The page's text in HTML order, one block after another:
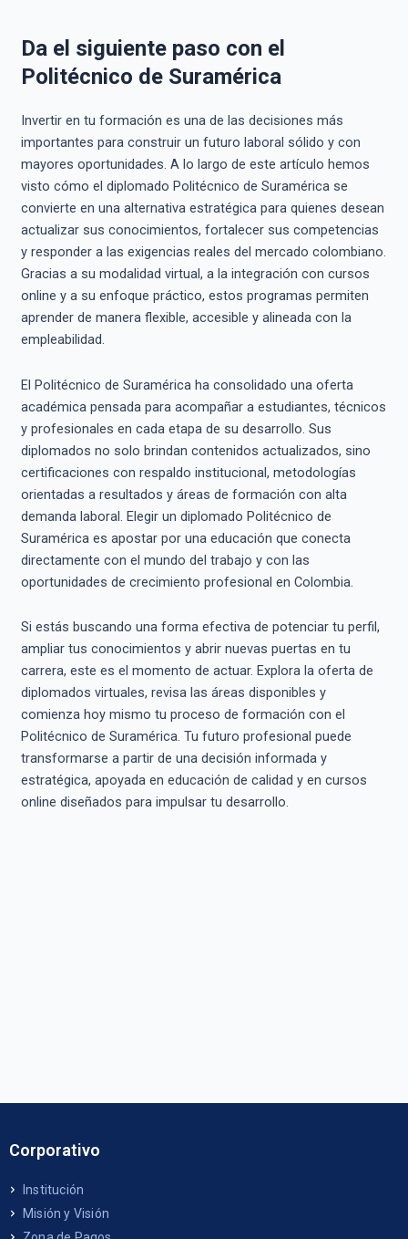
Da el siguiente paso con el
Politécnico de Suramérica
Invertir en tu formación es una de las decisiones más
importantes para construir un futuro laboral sólido y con
mayores oportunidades. A lo largo de este artículo hemos
visto cómo el diplomado Politécnico de Suramérica se
convierte en una alternativa estratégica para quienes desean
actualizar sus conocimientos, fortalecer sus competencias
y responder a las exigencias reales del mercado colombiano.
Gracias a su modalidad virtual, a la integración con cursos
online y a su enfoque práctico, estos programas permiten
aprender de manera flexible, accesible y alineada con la
empleabilidad.
El Politécnico de Suramérica ha consolidado una oferta
académica pensada para acompañar a estudiantes, técnicos
y profesionales en cada etapa de su desarrollo. Sus
diplomados no solo brindan contenidos actualizados, sino
certificaciones con respaldo institucional, metodologías
orientadas a resultados y áreas de formación con alta
demanda laboral. Elegir un diplomado Politécnico de
Suramérica es apostar por una educación que conecta
directamente con el mundo del trabajo y con las
oportunidades de crecimiento profesional en Colombia.
Si estás buscando una forma efectiva de potenciar tu perfil,
ampliar tus conocimientos y abrir nuevas puertas en tu
carrera, este es el momento de actuar. Explora la oferta de
diplomados virtuales, revisa las áreas disponibles y
comienza hoy mismo tu proceso de formación con el
Politécnico de Suramérica. Tu futuro profesional puede
transformarse a partir de una decisión informada y
estratégica, apoyada en educación de calidad y en cursos
online diseñados para impulsar tu desarrollo.
Corporativo
Institución
Misión y Visión